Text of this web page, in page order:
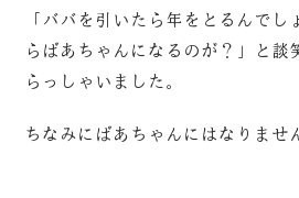
「ババを引いたら年をとるんでし
らばあちゃんになるのが？」と談
らっしゃいました。
ちなみにばあちゃんにはなりませ